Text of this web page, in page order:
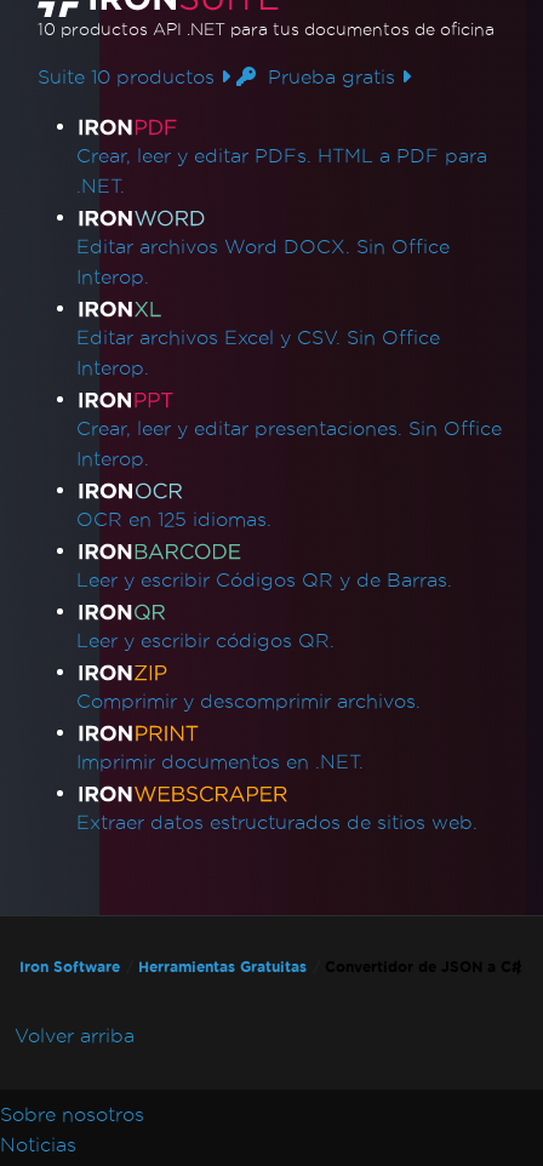
10 productos API .NET para tus documentos de oficina
Suite 10 productos Prueba gratis
Enlaces de productos
Crear, leer y editar PDFs. HTML a PDF para
.NET.
Editar archivos Word DOCX. Sin Office
Interop.
Editar archivos Excel y CSV. Sin Office
Interop.
Crear, leer y editar presentaciones. Sin Office
Interop.
OCR en 125 idiomas.
Leer y escribir Códigos QR y de Barras.
Leer y escribir códigos QR.
Comprimir y descomprimir archivos.
Imprimir documentos en .NET.
Extraer datos estructurados de sitios web.
Iron Software Herramientas Gratuitas Convertidor de JSON a C#
Volver arriba
Sobre nosotros
Noticias